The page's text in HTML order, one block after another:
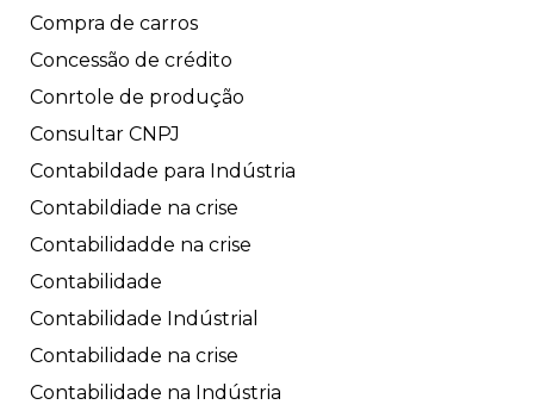
Compra de carros
Concessão de crédito
Conrtole de produção
Consultar CNPJ
Contabildade para Indústria
Contabildiade na crise
Contabilidadde na crise
Contabilidade
Contabilidade Indústrial
Contabilidade na crise
Contabilidade na Indústria